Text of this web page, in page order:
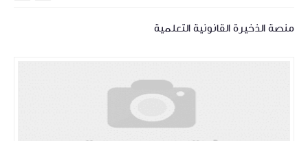
منصة الذخيرة القانونية التعلمية